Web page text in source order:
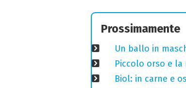
Prossimamente
Un ballo in
Piccolo orso e la
Biol: in carne e